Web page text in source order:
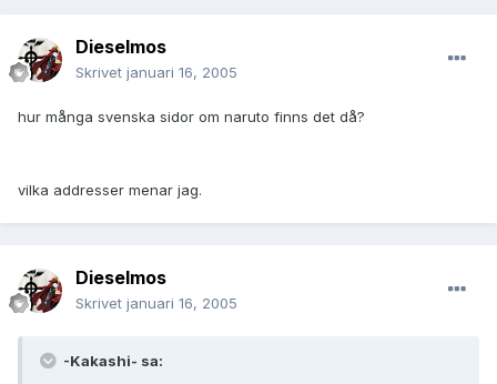
Dieselmos
Skrivet januari 16, 2005
hur många svenska sidor om naruto finns det då?
vilka addresser menar jag.
Dieselmos
Skrivet januari 16, 2005
-Kakashi- sa: